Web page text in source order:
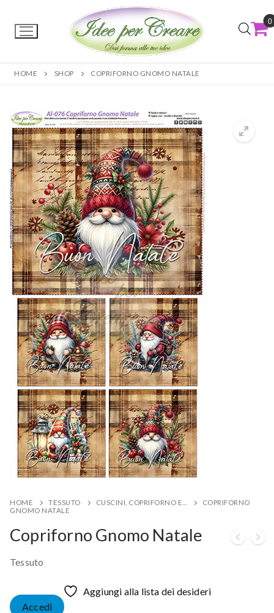
0
HOME SHOP COPRIFORNO GNOMO NATALE
HOME TESSUTO CUSCINI, COPRIFORNO E...
COPRIFORNO
GNOMO NATALE
Copriforno Gnomo Natale
Tessuto
Aggiungi alla lista dei desideri
Accedi